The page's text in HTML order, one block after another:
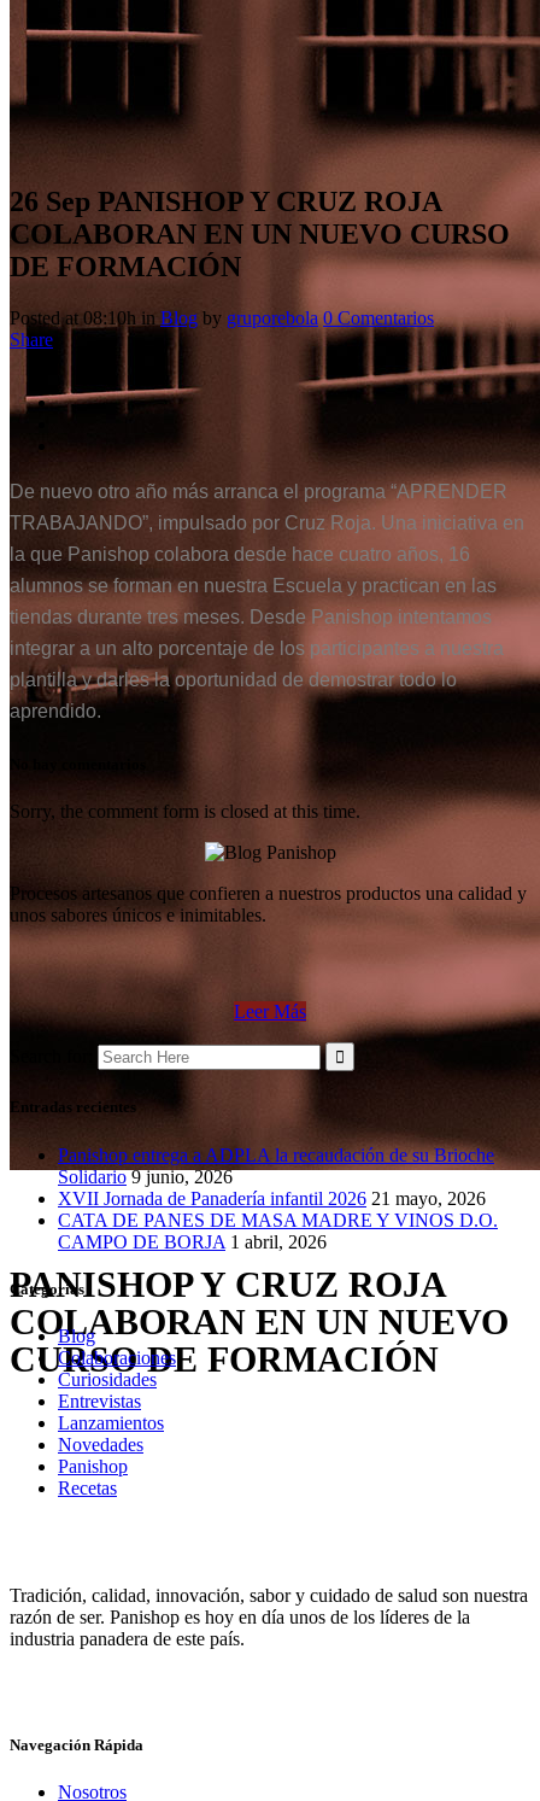
PANISHOP Y CRUZ ROJA
COLABORAN EN UN NUEVO
CURSO DE FORMACIÓN
26 Sep PANISHOP Y CRUZ ROJA
COLABORAN EN UN NUEVO CURSO
DE FORMACIÓN
Posted at 08:10h in Blog by gruporebola 0 Comentarios
Share
De nuevo otro año más arranca el programa “APRENDER
TRABAJANDO”, impulsado por Cruz Roja. Una iniciativa en
la que Panishop colabora desde hace cuatro años, 16
alumnos se forman en nuestra Escuela y practican en las
tiendas durante tres meses. Desde Panishop intentamos
integrar a un alto porcentaje de los participantes a nuestra
plantilla y darles la oportunidad de demostrar todo lo
aprendido.
Sorry, the comment form is closed at this time.
Procesos artesanos que confieren a nuestros productos una calidad y
unos sabores únicos e inimitables.
Leer Más
Entradas recientes
Panishop entrega a ADPLA la recaudación de su Brioche
Solidario 9 junio, 2026
XVII Jornada de Panadería infantil 2026 21 mayo, 2026
CATA DE PANES DE MASA MADRE Y VINOS D.O.
CAMPO DE BORJA 1 abril, 2026
Categorías
Blog
Colaboraciones
Curiosidades
Entrevistas
Lanzamientos
Novedades
Panishop
Recetas
Tradición, calidad, innovación, sabor y cuidado de salud son nuestra
razón de ser. Panishop es hoy en día unos de los líderes de la
industria panadera de este país.
Navegación Rápida
Nosotros